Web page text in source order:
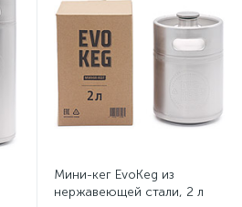
Мини-кег EvoKeg из
нержавеющей стали, 2 л